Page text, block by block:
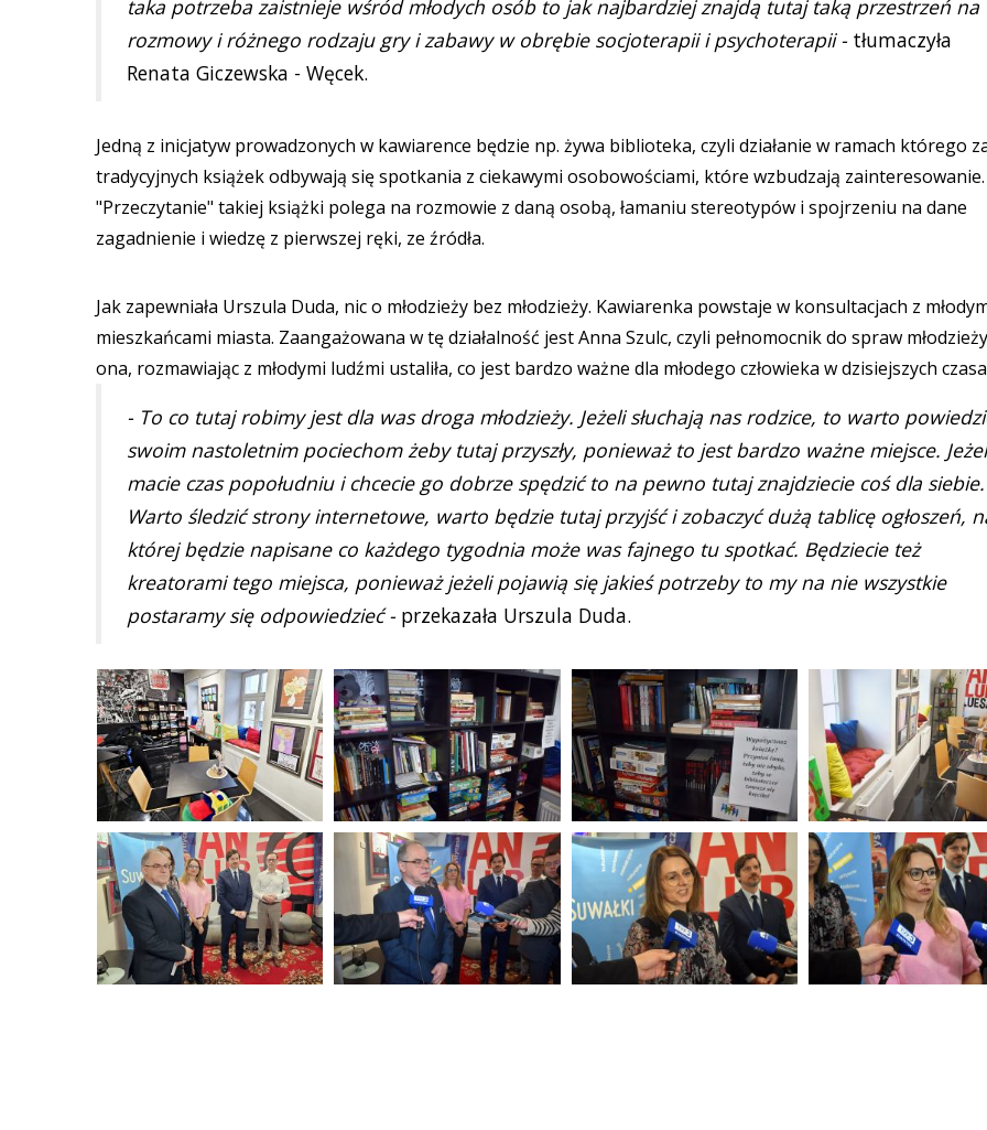
taka potrzeba zaistnieje wśród młodych osób to jak najbardziej znajdą tutaj taką przestrzeń na
rozmowy i różnego rodzaju gry i zabawy w obrębie socjoterapii i psychoterapii - tłumaczyła
Renata Giczewska - Węcek.
Jedną z inicjatyw prowadzonych w kawiarence będzie np. żywa biblioteka, czyli działanie w ramach którego
tradycyjnych książek odbywają się spotkania z ciekawymi osobowościami, które wzbudzają zainteresowanie.
"Przeczytanie" takiej książki polega na rozmowie z daną osobą, łamaniu stereotypów i spojrzeniu na dane
zagadnienie i wiedzę z pierwszej ręki, ze źródła.
Jak zapewniała Urszula Duda, nic o młodzieży bez młodzieży. Kawiarenka powstaje w konsultacjach z
mieszkańcami miasta. Zaangażowana w tę działalność jest Anna Szulc, czyli pełnomocnik do spraw
ona, rozmawiając z młodymi ludźmi ustaliła, co jest bardzo ważne dla młodego człowieka w dzisiejszych
- To co tutaj robimy jest dla was droga młodzieży. Jeżeli słuchają nas rodzice, to warto
swoim nastoletnim pociechom żeby tutaj przyszły, ponieważ to jest bardzo ważne miejsce.
macie czas popołudniu i chcecie go dobrze spędzić to na pewno tutaj znajdziecie coś dla siebie.
Warto śledzić strony internetowe, warto będzie tutaj przyjść i zobaczyć dużą tablicę ogłoszeń,
której będzie napisane co każdego tygodnia może was fajnego tu spotkać. Będziecie też
kreatorami tego miejsca, ponieważ jeżeli pojawią się jakieś potrzeby to my na nie wszystkie
postaramy się odpowiedzieć - przekazała Urszula Duda.